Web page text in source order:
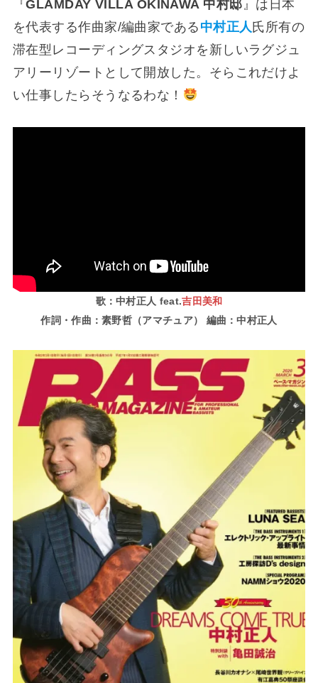
『GLAMDAY VILLA OKINAWA 中村邸』は日本
を代表する作曲家/編曲家である 中村正人 氏所有の
滞在型レコーディングスタジオを新しいラグジュ
アリーリゾートとして開放した。そらこれだけよ
い仕事したらそうなるわな！
歌：中村正人 feat.吉田美和
作詞・作曲：素野哲 （アマチュア） 編曲：中村正人